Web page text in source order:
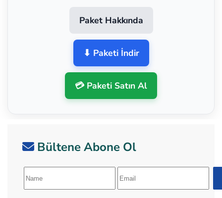
Paket Hakkında
⬇ Paketi İndir
💳 Paketi Satın Al
Bültene Abone Ol